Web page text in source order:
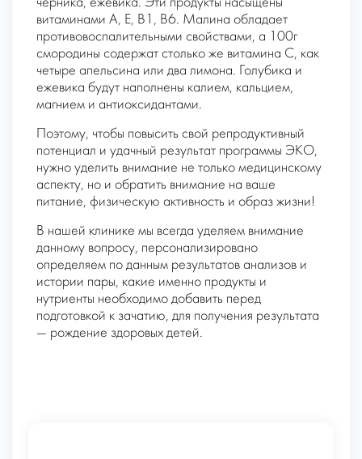
черника, ежевика. Эти продукты насыщены
витаминами А, Е, В1, В6. Малина обладает
противовоспалительными свойствами, а 100г
смородины содержат столько же витамина С, как
четыре апельсина или два лимона. Голубика и
ежевика будут наполнены калием, кальцием,
магнием и антиоксидантами.
Поэтому, чтобы повысить свой репродуктивный
потенциал и удачный результат программы ЭКО,
нужно уделить внимание не только медицинскому
аспекту, но и обратить внимание на ваше
питание, физическую активность и образ жизни!
В нашей клинике мы всегда уделяем внимание
данному вопросу, персонализировано
определяем по данным результатов анализов и
истории пары, какие именно продукты и
нутриенты необходимо добавить перед
подготовкой к зачатию, для получения результата
— рождение здоровых детей.